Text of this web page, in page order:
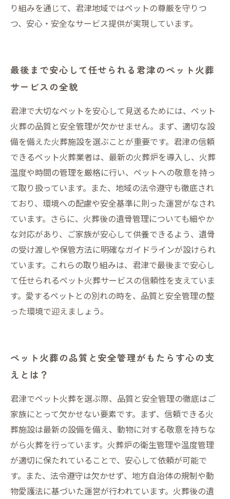
り組みを通じて、君津地域ではペットの尊厳を守りつ
つ、安心・安全なサービス提供が実現しています。
最後まで安心して任せられる君津のペット火葬
サービスの全貌
君津で大切なペットを安心して見送るためには、ペット
火葬の品質と安全管理が欠かせません。まず、適切な設
備を備えた火葬施設を選ぶことが重要です。君津の信頼
できるペット火葬業者は、最新の火葬炉を導入し、火葬
温度や時間の管理を厳格に行い、ペットへの敬意を持っ
て取り扱っています。また、地域の法令遵守も徹底され
ており、環境への配慮や安全基準に則った運営がなされ
ています。さらに、火葬後の遺骨管理についても細やか
な対応があり、ご家族が安心して供養できるよう、遺骨
の受け渡しや保管方法に明確なガイドラインが設けられ
ています。これらの取り組みは、君津で最後まで安心し
て任せられるペット火葬サービスの信頼性を支えていま
す。愛するペットとの別れの時を、品質と安全管理の整
った環境で迎えましょう。
ペット火葬の品質と安全管理がもたらす心の支
えとは？
君津でペット火葬を選ぶ際、品質と安全管理の徹底はご
家族にとって欠かせない要素です。まず、信頼できる火
葬施設は最新の設備を備え、動物に対する敬意を持ちな
がら火葬を行っています。火葬炉の衛生管理や温度管理
が適切に保たれていることで、安心して依頼が可能で
す。また、法令遵守は欠かせず、地方自治体の規制や動
物愛護法に基づいた運営が行われています。火葬後の遺